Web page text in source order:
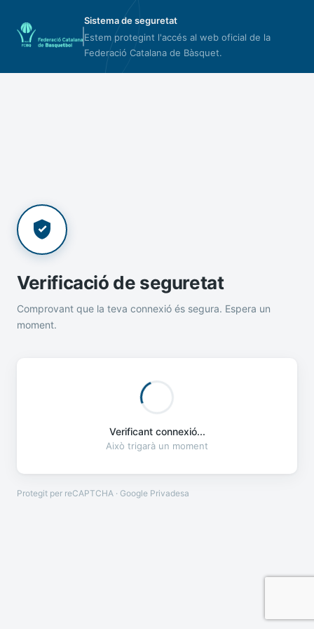
Sistema de seguretat
Estem protegint l'accés al web oficial de la
Federació Catalana de Bàsquet.
Verificació de seguretat
Comprovant que la teva connexió és segura. Espera un
moment.
Verificant connexió...
Això trigarà un moment
Protegit per reCAPTCHA · Google Privadesa